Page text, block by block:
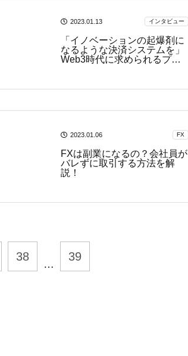
2023.01.13 インタビュー
「イノベーションの起爆剤に
なるような決済システムを」
Web3時代に求められるプリ
2023.01.06 FX
FXは副業になるの？会社員が
バレずに取引する方法を解
説！
38
…
39